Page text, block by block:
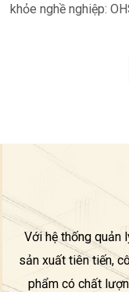
khỏe nghề nghiệp:
Với hệ thống quản
sản xuất tiên tiến,
phẩm có chất